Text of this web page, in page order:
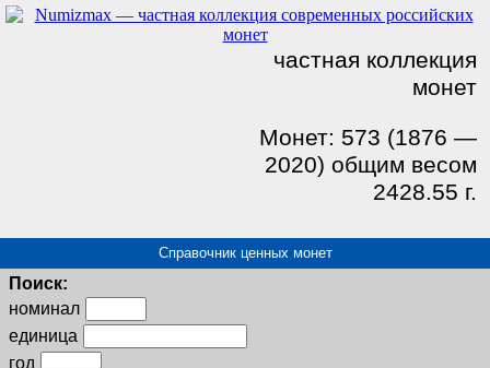
частная коллекция
монет
Монет: 573 (1876 —
2020) общим весом
2428.55 г.
Справочник ценных монет
Поиск:
номинал
единица
год